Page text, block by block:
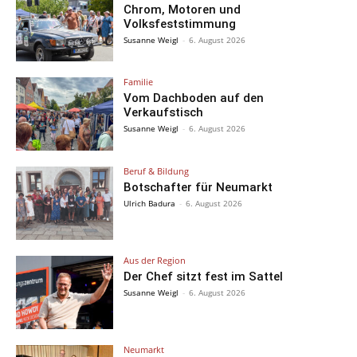
Chrom, Motoren und
Volksfeststimmung
Susanne Weigl - 6. August 2026
Familie
Vom Dachboden auf den
Verkaufstisch
Susanne Weigl - 6. August 2026
Beruf & Bildung
Botschafter für Neumarkt
Ulrich Badura - 6. August 2026
Aus der Region
Der Chef sitzt fest im Sattel
Susanne Weigl - 6. August 2026
Neumarkt